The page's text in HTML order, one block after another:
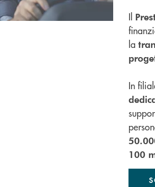
Il
la
In
100